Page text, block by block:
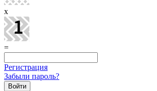
x
=
Регистрация
Забыли пароль?